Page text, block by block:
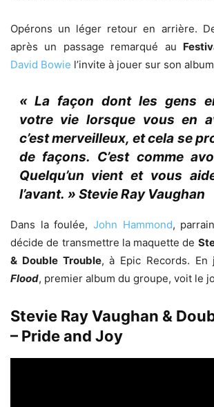
Opérons un léger retour en arrière.
après un passage remarqué au
David Bowie l’invite à jouer sur son album
« La façon dont les gens
votre vie lorsque vous en
c’est merveilleux, et cela se
de façons. C’est comme
Quelqu’un vient et vous
l’avant. » Stevie Ray Vaughan
Dans la foulée, John Hammond,
décide de transmettre la maquette de
& Double Trouble, à Epic Records. En
Flood, premier album du groupe, voit le
Stevie Ray Vaughan &
– Pride and Joy